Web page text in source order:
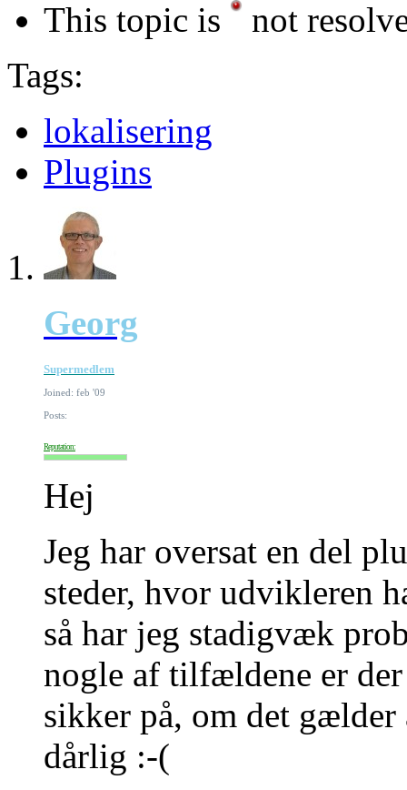
This topic is
not
Tags:
lokalisering
Plugins
Georg
Supermedlem
Joined: feb '09
Posts:
Reputation:
Hej
Jeg har oversat en del
steder, hvor udvikleren
så har jeg stadigvæk
nogle af tilfældene er
sikker på, om det
dårlig :-(